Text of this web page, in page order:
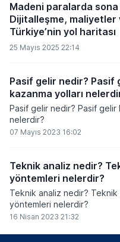
Madeni paralarda
Dijitalleşme, maliyetler
Türkiye’nin yol haritası
25 Mayıs 2025 22:14
Pasif gelir nedir? Pasif
kazanma yolları
Pasif gelir nedir? Pasif gelir
nelerdir?
07 Mayıs 2023 16:02
Teknik analiz nedir?
yöntemleri nelerdir?
Teknik analiz nedir? Teknik
yöntemleri nelerdir?
16 Nisan 2023 21:32